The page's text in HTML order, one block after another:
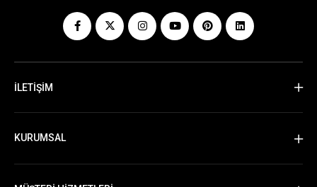
İLETİŞİM
KURUMSAL